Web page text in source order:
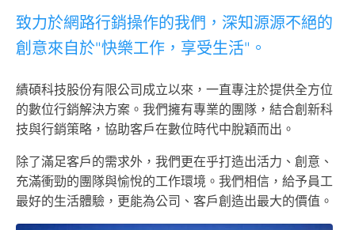
致力於網路行銷操作的我們，深知源源不絕的
創意來自於"快樂工作，享受生活"。
績碩科技股份有限公司成立以來，一直專注於提供全方位
的數位行銷解決方案。我們擁有專業的團隊，結合創新科
技與行銷策略，協助客戶在數位時代中脫穎而出。
除了滿足客戶的需求外，我們更在乎打造出活力、創意、
充滿衝勁的團隊與愉悅的工作環境。我們相信，給予員工
最好的生活體驗，更能為公司、客戶創造出最大的價值。